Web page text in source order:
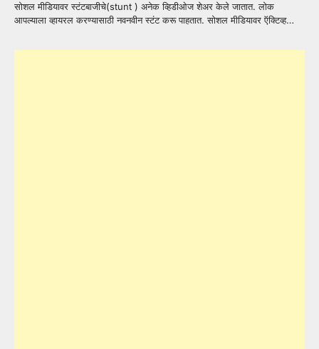
सोशल मीडियावर स्टंटबाजीचे(stunt ) अनेक व्हिडीओज शेअर केले जातात. लोक
आपल्याला व्हायरल करण्यासाठी नवनवीन स्टंट करू पाहतात. सोशल मीडियावर ऍक्टिव्ह…